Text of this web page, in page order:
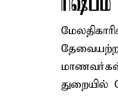
ரிஷபம்
தேவையற்ற
மாணவர்கள்
துறையில்